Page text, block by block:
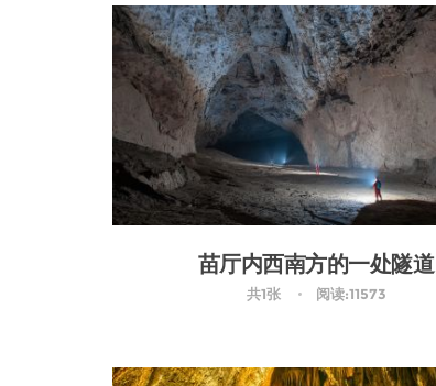
苗厅内西南方的一处隧道
共1张 阅读:11573